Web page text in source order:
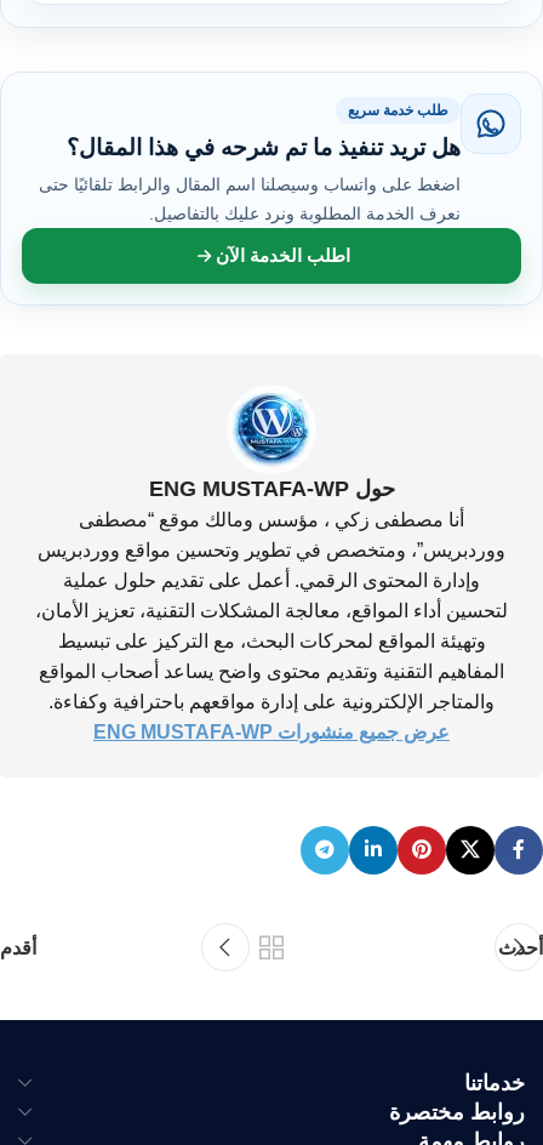
طلب خدمة سريع
هل تريد تنفيذ ما تم شرحه في هذا المقال؟
اضغط على واتساب وسيصلنا اسم المقال والرابط تلقائيًا حتى
نعرف الخدمة المطلوبة ونرد عليك بالتفاصيل.
اطلب الخدمة الآن
حول ENG MUSTAFA-WP
أنا مصطفى زكي ، مؤسس ومالك موقع “مصطفى
ووردبريس”، ومتخصص في تطوير وتحسين مواقع ووردبريس
وإدارة المحتوى الرقمي. أعمل على تقديم حلول عملية
لتحسين أداء المواقع، معالجة المشكلات التقنية، تعزيز الأمان،
وتهيئة المواقع لمحركات البحث، مع التركيز على تبسيط
المفاهيم التقنية وتقديم محتوى واضح يساعد أصحاب المواقع
والمتاجر الإلكترونية على إدارة مواقعهم باحترافية وكفاءة.
عرض جميع منشورات ENG MUSTAFA-WP
أحدث أقدم
خدماتنا
روابط مختصرة